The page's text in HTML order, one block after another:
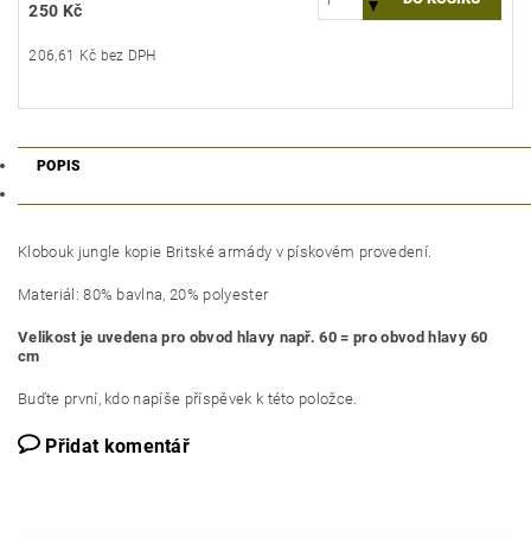
250 Kč
206,61 Kč bez DPH
POPIS
Klobouk jungle kopie Britské armády v pískovém provedení.
Materiál: 80% bavlna, 20% polyester
Velikost je uvedena pro obvod hlavy např. 60 = pro obvod hlavy 60
cm
Buďte první, kdo napíše příspěvek k této položce.
Přidat komentář